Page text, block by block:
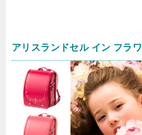
アリスランドセル イン フラ